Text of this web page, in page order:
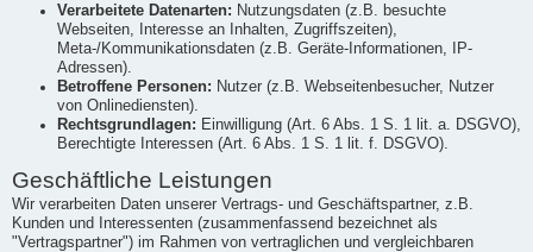
Verarbeitete Datenarten: Nutzungsdaten (z.B. besuchte
Webseiten, Interesse an Inhalten, Zugriffszeiten),
Meta-/Kommunikationsdaten (z.B. Geräte-Informationen, IP-
Adressen).
Betroffene Personen: Nutzer (z.B. Webseitenbesucher, Nutzer
von Onlinediensten).
Rechtsgrundlagen: Einwilligung (Art. 6 Abs. 1 S. 1 lit. a. DSGVO),
Berechtigte Interessen (Art. 6 Abs. 1 S. 1 lit. f. DSGVO).
Geschäftliche Leistungen
Wir verarbeiten Daten unserer Vertrags- und Geschäftspartner, z.B.
Kunden und Interessenten (zusammenfassend bezeichnet als
"Vertragspartner") im Rahmen von vertraglichen und vergleichbaren